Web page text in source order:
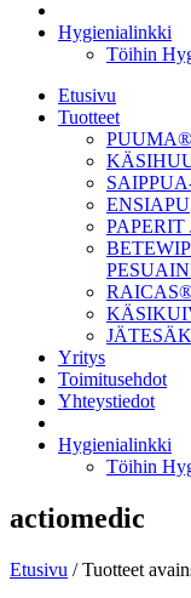
Hygienialinkki
Töihin
Etusivu
Tuotteet
ENSIAPU
Yritys
Toimitusehdot
Yhteystiedot
Hygienialinkki
Töihin
actiomedic
Etusivu / Tuotteet